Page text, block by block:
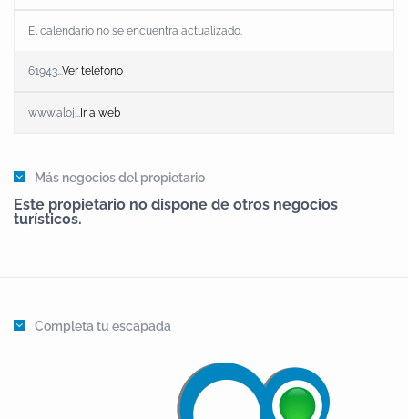
El calendario no se encuentra actualizado.
61943...Ver teléfono
www.aloj... Ir a web
Más negocios del propietario
Este propietario no dispone de otros negocios
turísticos.
Completa tu escapada